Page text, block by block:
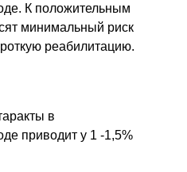
К положительным
минимальный риск
реабилитацию.
в
приводит у 1 -1,5%